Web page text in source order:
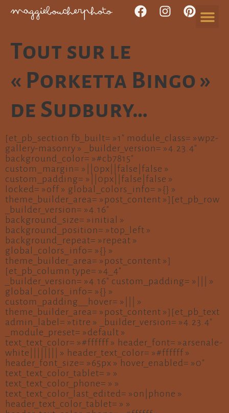
Tout sur le
« Porketta Bingo »
de Sudbury…
[et_pb_section fb_built= »1″ module_class= »wpz-
gallery-masonry » _builder_version= »4.23.4″
background_color= »#cb7815″
custom_margin= »||0px||false|false »
custom_padding= »||0px||false|false »
locked= »off » global_colors_info= »{} »
theme_builder_area= »post_content »][et_pb_row
_builder_version= »4.16″
background_size= »initial »
background_position= »top_left »
background_repeat= »repeat »
global_colors_info= »{} »
theme_builder_area= »post_content »]
[et_pb_column type= »4_4″
_builder_version= »4.16″ custom_padding= »||| »
global_colors_info= »{} »
custom_padding__hover= »||| »
theme_builder_area= »post_content »][et_pb_text
admin_label= »titre » _builder_version= »4.23.4″
_module_preset= »default »
text_text_color= »#ffffff » header_font= »arsenale-
white|||||||| » header_text_color= »#ffffff »
header_font_size= »65px » hover_enabled= »0″
text_text_color_tablet= » »
text_text_color_phone= » »
text_text_color_last_edited= »on|phone »
header_text_color_tablet= » »